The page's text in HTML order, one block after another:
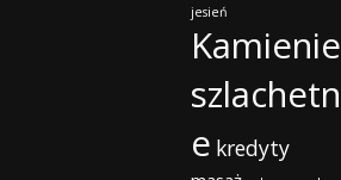
jesień
Kamienie
szlachetn
e kredyty